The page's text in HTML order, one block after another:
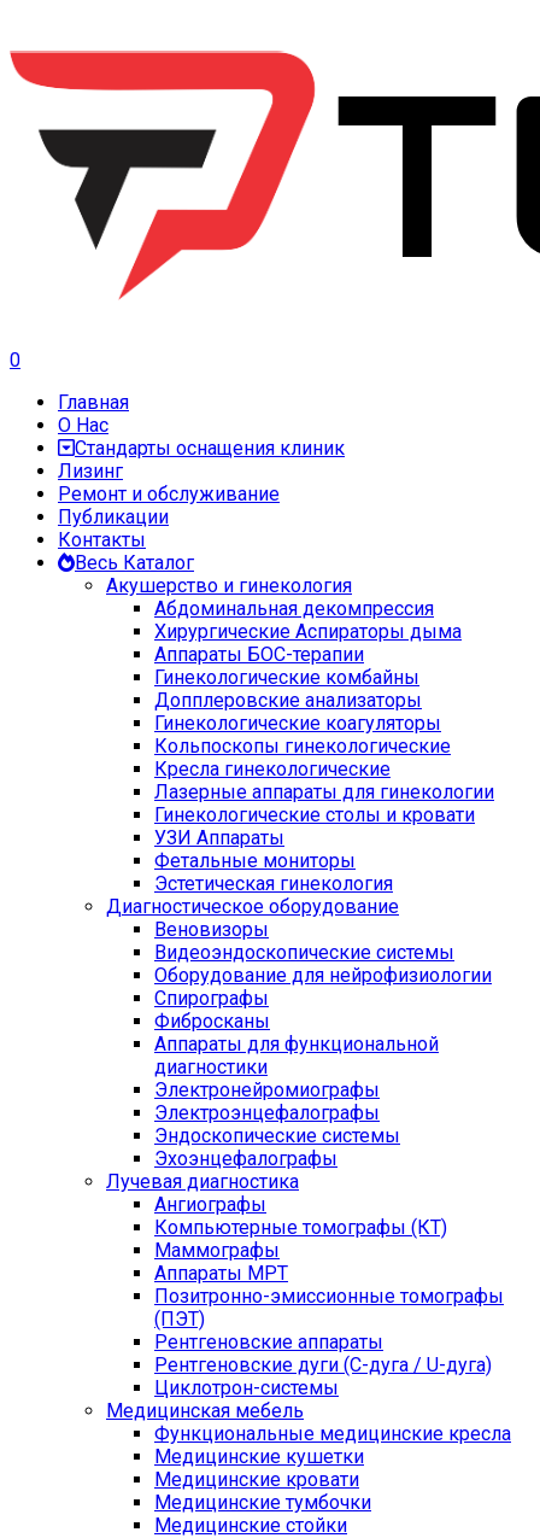
0
Главная
О Нас
Стандарты оснащения клиник
Лизинг
Ремонт и обслуживание
Публикации
Контакты
Весь Каталог
Акушерство и гинекология
Абдоминальная декомпрессия
Хирургические Аспираторы дыма
Аппараты БОС-терапии
Гинекологические комбайны
Допплеровские анализаторы
Гинекологические коагуляторы
Кольпоскопы гинекологические
Кресла гинекологические
Лазерные аппараты для гинекологии
Гинекологические столы и кровати
УЗИ Аппараты
Фетальные мониторы
Эстетическая гинекология
Диагностическое оборудование
Веновизоры
Видеоэндоскопические системы
Оборудование для нейрофизиологии
Спирографы
Фибросканы
Аппараты для функциональной
диагностики
Электронейромиографы
Электроэнцефалографы
Эндоскопические системы
Эхоэнцефалографы
Лучевая диагностика
Ангиографы
Компьютерные томографы (КТ)
Маммографы
Аппараты МРТ
Позитронно-эмиссионные томографы
(ПЭТ)
Рентгеновские аппараты
Рентгеновские дуги (С-дуга / U-дуга)
Циклотрон-системы
Медицинская мебель
Функциональные медицинские кресла
Медицинские кушетки
Медицинские кровати
Медицинские тумбочки
Медицинские стойки